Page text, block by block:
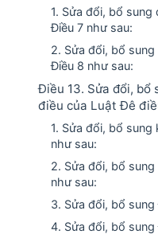
1. Sửa đổi, bổ sung
Điều 7 như sau:
2. Sửa đổi, bổ sung
Điều 8 như sau:
Điều 13. Sửa đổi, bổ
điều của Luật Đê
1. Sửa đổi, bổ sung
như sau:
2. Sửa đổi, bổ
như sau:
3. Sửa đổi, bổ
4. Sửa đổi, bổ